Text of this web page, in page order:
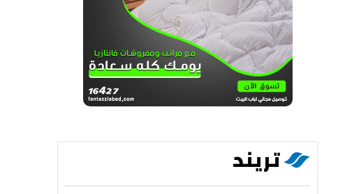
تريند